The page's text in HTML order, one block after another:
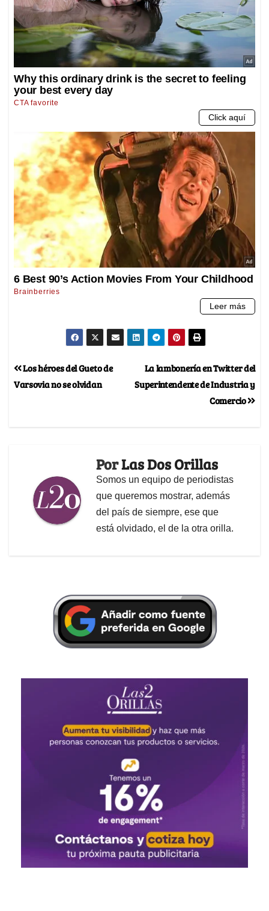
La lambonería en Twitter del
Superintendente de Industria y
Comercio
Los héroes del Gueto de
Varsovia no se olvidan
PorLas Dos Orillas
Somos un equipo de periodistas
que queremos mostrar, además
del país de siempre, ese que
está olvidado, el de la otra orilla.